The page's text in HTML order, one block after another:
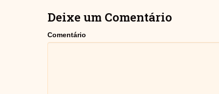
Deixe um Comentário
Comentário